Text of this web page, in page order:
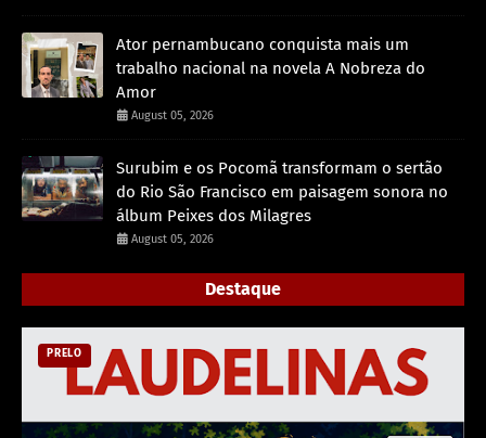
Ator pernambucano conquista mais um
trabalho nacional na novela A Nobreza do
Amor
August 05, 2026
Surubim e os Pocomã transformam o sertão
do Rio São Francisco em paisagem sonora no
álbum Peixes dos Milagres
August 05, 2026
Destaque
PRELO